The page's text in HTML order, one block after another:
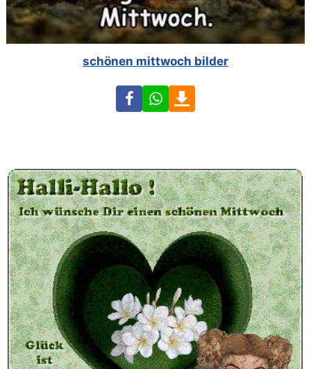
schönen mittwoch bilder
FacebookWhatsApp